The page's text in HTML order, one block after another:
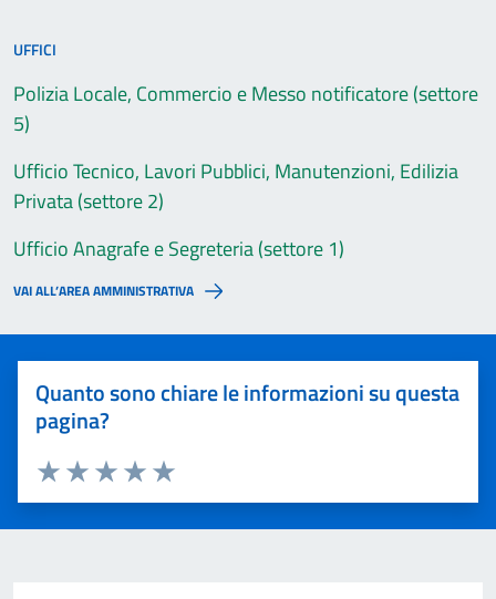
UFFICI
Polizia Locale, Commercio e Messo notificatore (settore
5)
Ufficio Tecnico, Lavori Pubblici, Manutenzioni, Edilizia
Privata (settore 2)
Ufficio Anagrafe e Segreteria (settore 1)
VAI ALL’AREA AMMINISTRATIVA
Quanto sono chiare le informazioni su questa
pagina?
Valuta 5 stelle su 5
Valuta 4 stelle su 5
Valuta 3 stelle su 5
Valuta 2 stelle su 5
Valuta 1 stelle su 5